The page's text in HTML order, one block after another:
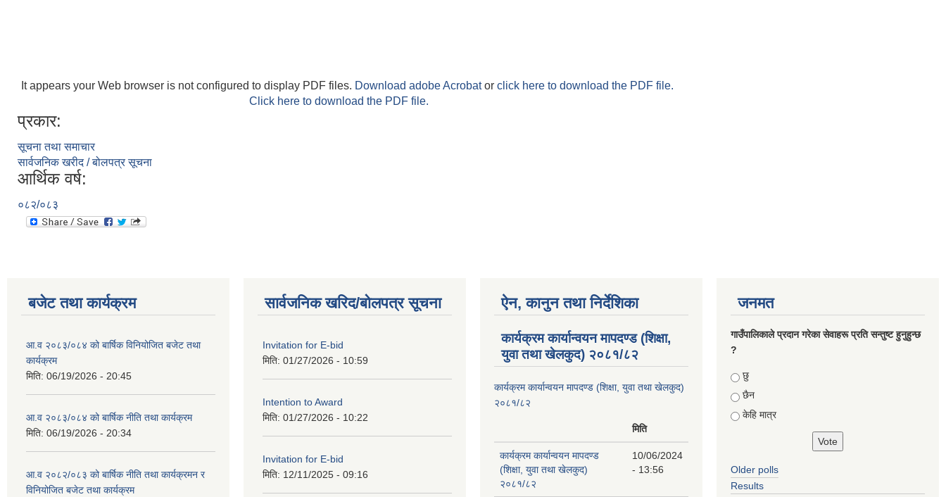
It appears your Web browser is not configured to display PDF files. Download adobe Acrobator click here to download the PDF file.
Click here to download the PDF file.
प्रकार:
सूचना तथा समाचार
सार्वजनिक खरीद / बोलपत्र सूचना
आर्थिक वर्ष:
०८२/०८३
बजेट तथा कार्यक्रम
आ.व २०८३/०८४ को बार्षिक विनियोजित बजेट तथा
कार्यक्रम
मिति: 06/19/2026 - 20:45
आ.व २०८३/०८४ को बार्षिक नीति तथा कार्यक्रम
मिति: 06/19/2026 - 20:34
आ.व २०८२/०८३ को बार्षिक नीति तथा कार्यक्रमन र
विनियोजित बजेट तथा कार्यक्रम
सार्वजनिक खरिद/बोलपत्र सूचना
Invitation for E-bid
मिति: 01/27/2026 - 10:59
Intention to Award
मिति: 01/27/2026 - 10:22
Invitation for E-bid
मिति: 12/11/2025 - 09:16
ऐन, कानुन तथा निर्देशिका
कार्यक्रम कार्यान्वयन मापदण्ड (शिक्षा,
युवा तथा खेलकुद) २०८१/८२
कार्यक्रम कार्यान्वयन मापदण्ड (शिक्षा, युवा तथा खेलकुद)
२०८१/८२
मिति
कार्यक्रम कार्यान्वयन मापदण्ड
(शिक्षा, युवा तथा खेलकुद)
२०८१/८२
10/06/2024
- 13:56
जनमत
गाउँपालिकाले प्रदान गरेका सेवाहरू प्रति सन्तुष्ट हुनुहुन्छ
?
Choices
छु
छैन
केहि मात्र
Older polls
Results